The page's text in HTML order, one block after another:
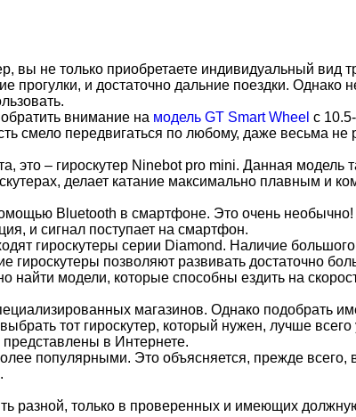
вы не только приобретаете индивидуальный вид
и достаточно дальние поездки. Однако
внимание на модель GT Smart Wheel с
смело передвигаться по любому, даже весьма
это – гироскутер Ninebot pro mini. Данная модель
делает катание максимально плавным и
Bluetooth в смартфоне. Это очень
и сигнал поступает на смартфон.
гироскутеры серии Diamond. Наличие
позволяют развивать достаточно
найти модели, которые способны ездить на
магазинов. Однако подобрать
тот гироскутер, который нужен, лучше
в Интернете.
популярными. Это объясняется, прежде
разной, только в проверенных и имеющих